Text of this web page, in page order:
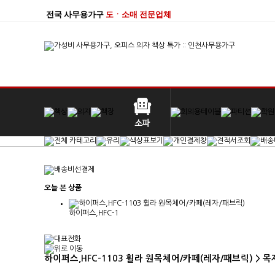
전국 사무용가구 도ㆍ소매 전문업체
오늘 본 상품
하이퍼스,HFC-1
하이퍼스,HFC-1103 휠라 원목체어/카페(레자/패브릭) > 목